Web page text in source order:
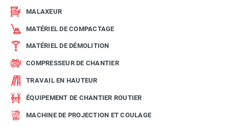
MALAXEUR
MATÉRIEL DE COMPACTAGE
MATÉRIEL DE DÉMOLITION
COMPRESSEUR DE CHANTIER
TRAVAIL EN HAUTEUR
ÉQUIPEMENT DE CHANTIER ROUTIER
MACHINE DE PROJECTION ET COULAGE